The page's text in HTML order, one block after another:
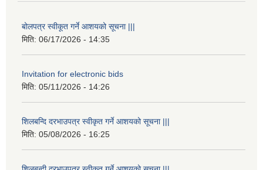
बोलपत्र स्वीकूत गर्ने आशयको सूचना |||
मिति: 06/17/2026 - 14:35
Invitation for electronic bids
मिति: 05/11/2026 - 14:26
शिलबन्दि दरभाउपत्र स्वीकृत गर्ने आशयको सूचना |||
मिति: 05/08/2026 - 16:25